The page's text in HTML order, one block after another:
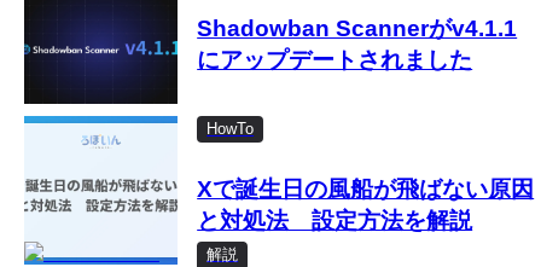
い方
Shadowban Scannerがv4.1.1
にアップデートされました
HowTo
Xで誕生日の風船が飛ばない原因
と対処法 設定方法を解説
解説